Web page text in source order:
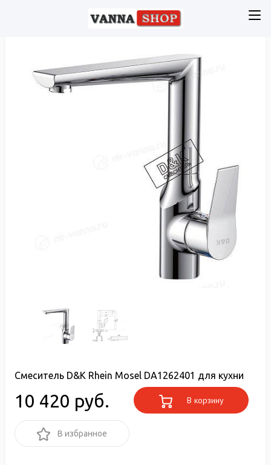
Смеситель D&K Rhein Mosel DA1262401 для кухни
10 420 руб. В корзину
В избранное